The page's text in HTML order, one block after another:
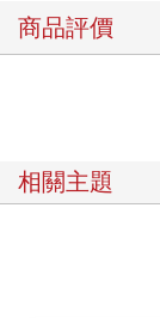
默，是理性主義
能幫我實現兩個
望我能盡量做好
伍茲和其他數百
性最深的恐懼、
商品評價
相關主題